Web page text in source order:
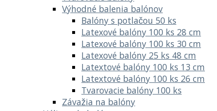
Výhodné balenia balónov
Balóny s potlačou 50 ks
Latexové balóny 100 ks 28 cm
Latexové balóny 100 ks 30 cm
Latexové balóny 25 ks 48 cm
Latextové balóny 100 ks 13 cm
Latextové balóny 100 ks 26 cm
Tvarovacie balóny 100 ks
Závažia na balóny